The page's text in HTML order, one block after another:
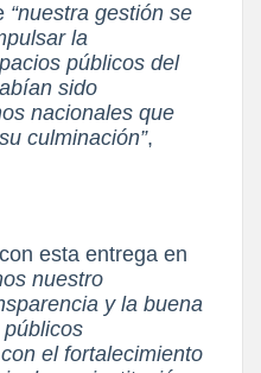
“nuestra gestión se
la
públicos del
sido
nacionales que
culminación”,
esta entrega en
nuestro
y la buena
el fortalecimiento